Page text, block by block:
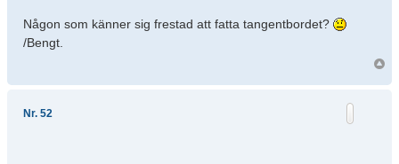
Någon som känner sig frestad att fatta tangentbordet?
/Bengt.
Nr. 52